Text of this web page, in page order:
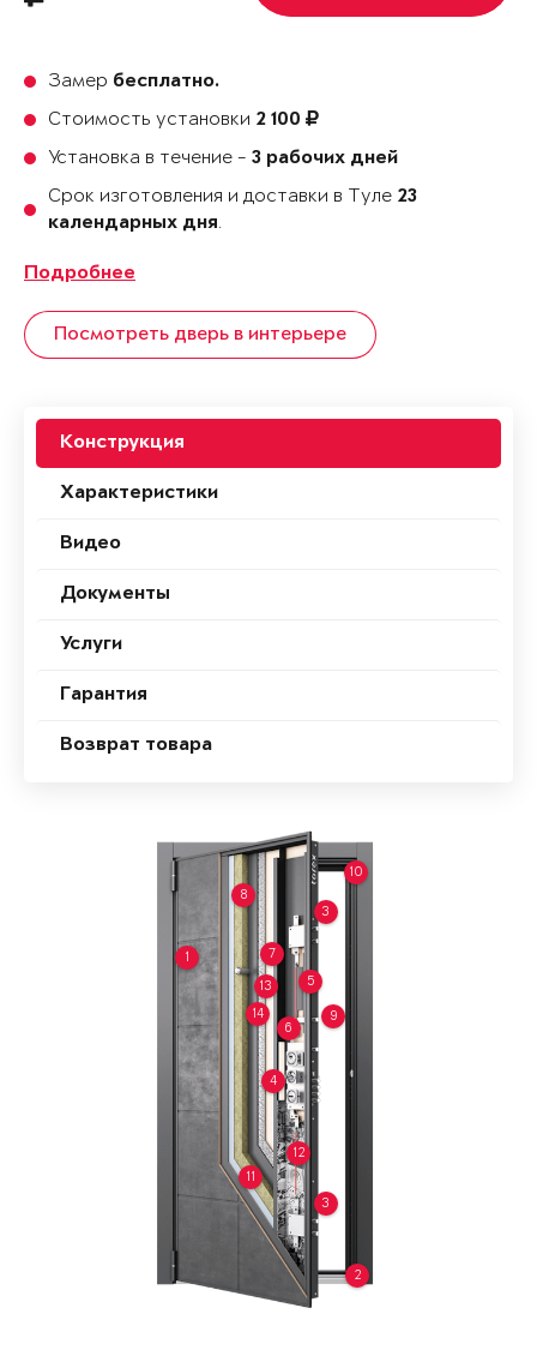
Замер бесплатно.
Стоимость установки 2 100
Установка в течение - 3 рабочих дней
Срок изготовления и доставки в Туле 23
календарных дня.
Подробнее
Посмотреть дверь в интерьере
Конструкция
Характеристики
Видео
Документы
Услуги
Гарантия
Возврат товара
1
2
3
3
4
5
6
7
8
9
10
11
12
13
14